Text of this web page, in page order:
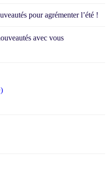
pour agrémenter l’été !
avec vous